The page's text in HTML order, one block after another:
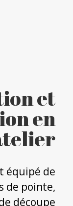
et
en
équipé de
de pointe,
découpe